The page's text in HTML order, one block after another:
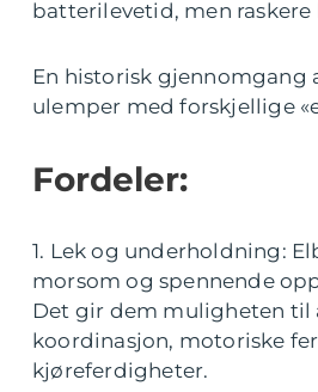
batterilevetid, men raskere
En historisk gjennomgang
ulemper med forskjellige
Fordeler:
1. Lek og underholdning:
morsom og spennende
Det gir dem muligheten til
koordinasjon, motoriske
kjøreferdigheter.